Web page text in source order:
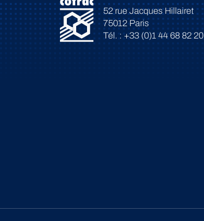
52 rue Jacques Hillairet
75012 Paris
Tél. : +33 (0)1 44 68 82 20